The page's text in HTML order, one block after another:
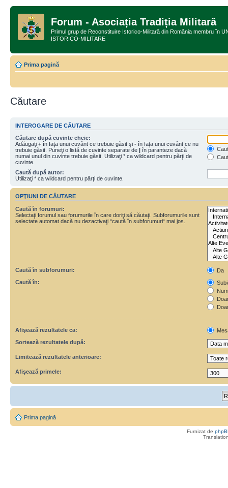
Forum - Asociația Tradiția Militară
Primul grup de Reconstituire Istorico-Militară din România membru în
ISTORICO-MILITARE
Prima pagină
Căutare
INTEROGARE DE CĂUTARE
Căutare după cuvinte cheie:
Adăugaţi + în faţa unui cuvânt ce trebuie găsit şi - în faţa unui cuvânt ce nu
trebuie găsit. Puneţi o listă de cuvinte separate de | în paranteze dacă
numai unul din cuvinte trebuie găsit. Utilizaţi * ca wildcard pentru părţi de
cuvinte.
Caută după autor:
Utilizaţi * ca wildcard pentru părţi de cuvinte.
OPŢIUNI DE CĂUTARE
Caută în forumuri:
Selectaţi forumul sau forumurile în care doriţi să căutaţi. Subforumurile sunt
selectate automat dacă nu dezactivaţi “caută în subforumuri“ mai jos.
Caută în subforumuri:
Da
Caută în:
Afişează rezultatele ca:
Sortează rezultatele după:
Limitează rezultatele anterioare:
Afişează primele:
Prima pagină
Furnizat de